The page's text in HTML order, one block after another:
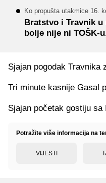
Ko propušta utakmice 16.
Bratstvo i Travnik
bolje nije ni TOŠK-
Sjajan pogodak Travnika
Tri minute kasnije Gasal
Sjajan početak gostiju sa
Potražite više informacija na
VIJESTI